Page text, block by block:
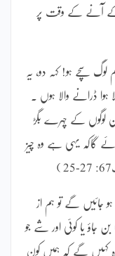
کے آنے کے وقت پر
لوگ سچے ہو! کہہ دو، یہ
ڈرانے والا ہوں ۔
کے چہرے بگڑ
گاکہ یہی ہے وہ چیز
ہو جائیں گے تو ہم از
جاؤ یا کوئی اور شے جو
گے کہ ہمیں کون